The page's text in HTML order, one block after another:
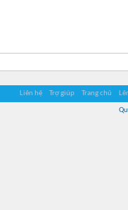
Liên hệ Trợ giúp Trang chủ